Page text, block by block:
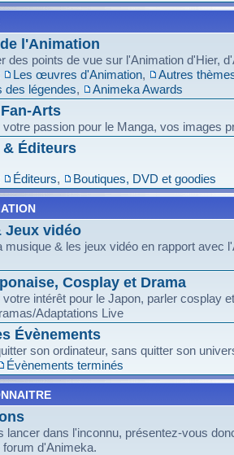
l'Animation
des points de vue sur l'Animation d'Hier,
Les œuvres d'Animation,
Autres
des légendes, Animeka Awards
Arts
votre passion pour le Manga, vos images
Éditeurs
Éditeurs, Boutiques, DVD et goodies
Jeux vidéo
musique & les jeux vidéo en rapport avec
Cosplay et Drama
votre intérêt pour le Japon, parler cosplay
Adaptations Live
Évènements
son ordinateur, sans quitter son
Évènements terminés
lancer dans l'inconnu, présentez-vous
forum d'Animeka.